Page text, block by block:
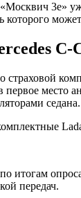
3е»
страховой
место
седана.
передач.